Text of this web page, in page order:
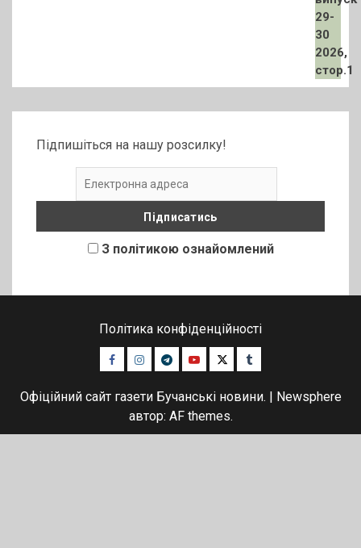
Підпишіться на нашу розсилку!
З політикою ознайомлений
Політика конфіденційності
Facebook
Instagram
TelegramYoutubeTwitterTumblr
Офіційний сайт газети Бучанські новини. | Newsphere
автор: AF themes.